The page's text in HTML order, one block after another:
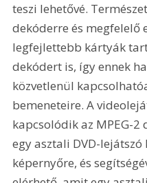
teszi lehetővé.
dekóderre és megfelelő
legfejlettebb kártyák
dekódert is, így ennek
közvetlenül
bemeneteire. A
kapcsolódik az MPEG-2
egy asztali DVD-
képernyőre, és